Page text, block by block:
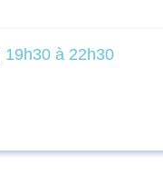
19h30 à 22h30